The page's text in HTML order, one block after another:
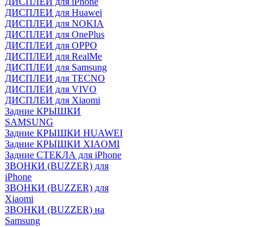
ДИСПЛЕИ для Huawei
ДИСПЛЕИ для NOKIA
ДИСПЛЕИ для OnePlus
ДИСПЛЕИ для OPPO
ДИСПЛЕИ для RealMe
ДИСПЛЕИ для Samsung
ДИСПЛЕИ для TECNO
ДИСПЛЕИ для VIVO
ДИСПЛЕИ для Xiaomi
Задние КРЫШКИ
SAMSUNG
Задние КРЫШКИ HUAWEI
Задние КРЫШКИ XIAOMI
Задние СТЕКЛА для iPhone
ЗВОНКИ (BUZZER) для
iPhone
ЗВОНКИ (BUZZER) для
Xiaomi
ЗВОНКИ (BUZZER) на
Samsung